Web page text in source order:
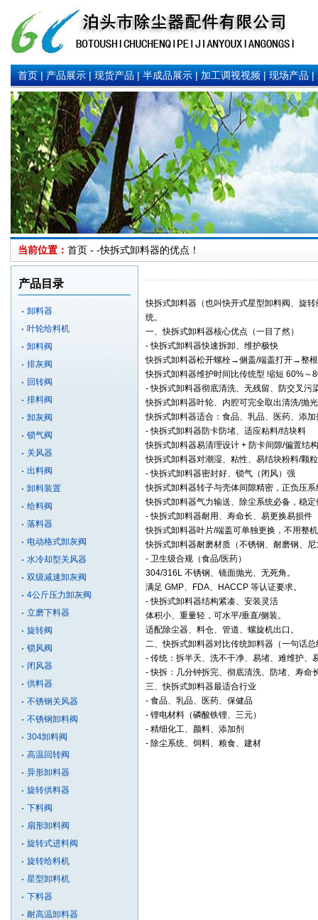
首页|产品展示|现货产品|半成品展示|加工调视视频|现场产品|
当前位置： 首页 - -快拆式卸料器的优点！
产品目录
卸料器
叶轮给料机
卸料阀
排灰阀
回转阀
排料阀
卸灰阀
锁气阀
关风器
出料阀
卸料装置
给料阀
落料器
电动格式卸灰阀
水冷却型关风器
双级减速卸灰阀
4公斤压力卸灰阀
立磨下料器
旋转阀
锁风阀
闭风器
供料器
不锈钢关风器
不锈钢卸料阀
304卸料阀
高温回转阀
异形卸料器
旋转供料器
下料阀
扇形卸料阀
旋转式进料阀
旋转给料机
星型卸料机
下料器
耐高温卸料器
快拆式卸料器 （也叫快开式星型卸料阀、旋
统。
一、快拆式卸料器核心优点（一目了然）
- 快拆式卸料器快速拆卸、维护极快
快拆式卸料器松开螺栓→侧盖/端盖打开→整
快拆式卸料器维护时间比传统型 缩短 60%～
-快拆式卸料器彻底清洗、无残留、防交叉污
快拆式卸料器叶轮、内腔可完全取出清洗/抛
快拆式卸料器适合：食品、乳品、医药、添
- 快拆式卸料器防卡防堵、适应粘料/结块料
快拆式卸料器易清理设计 + 防卡间隙/偏置结
快拆式卸料器对潮湿、粘性、易结块粉料/颗
- 快拆式卸料器密封好、锁气（闭风）强
快拆式卸料器转子与壳体间隙精密，正负压
快拆式卸料器气力输送、除尘系统必备，稳
- 快拆式卸料器耐用、寿命长、易更换易损件
快拆式卸料器叶片/端盖可单独更换，不用整
快拆式卸料器耐磨材质（不锈钢、耐磨钢、
- 卫生级合规（食品/医药）
304/316L 不锈钢、镜面抛光、无死角。
满足 GMP、FDA、HACCP 等认证要求。
- 快拆式卸料器结构紧凑、安装灵活
体积小、重量轻，可水平/垂直/侧装。
适配除尘器、料仓、管道、螺旋机出口。
二、快拆式卸料器对比传统卸料器（一句话总
- 传统：拆半天、洗不干净、易堵、难维护、
- 快拆：几分钟拆完、彻底清洗、防堵、寿命
三、快拆式卸料器最适合行业
- 食品、乳品、医药、保健品
- 锂电材料（磷酸铁锂、三元）
- 精细化工、颜料、添加剂
- 除尘系统、饲料、粮食、建材